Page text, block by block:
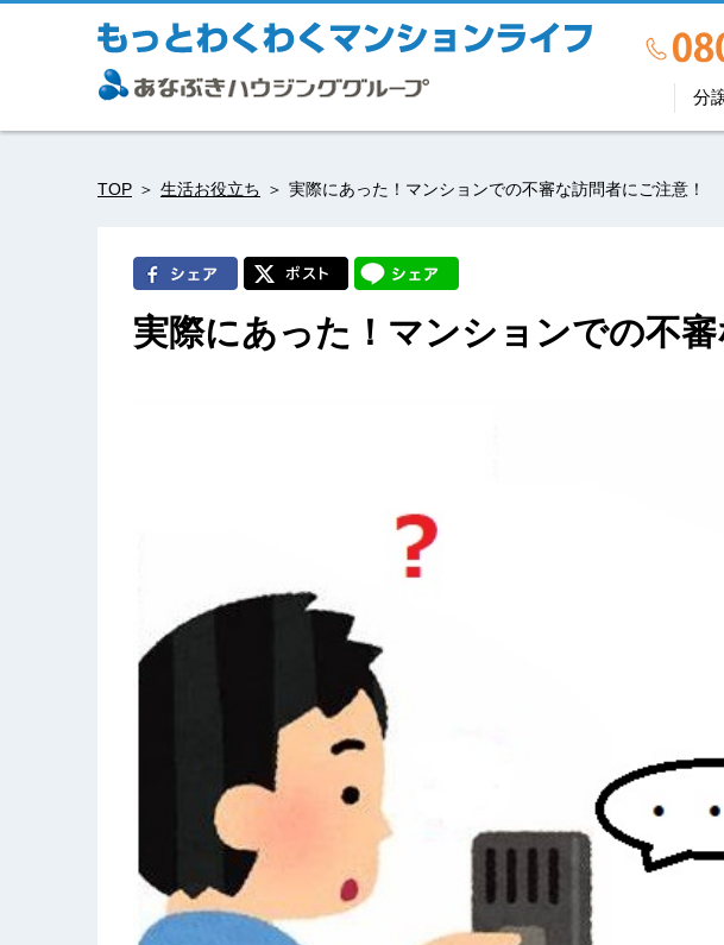
分
TOP 生活お役立ち 実際にあった！マンションでの不審な訪問者にご注意！
実際にあった！マンションでの不審